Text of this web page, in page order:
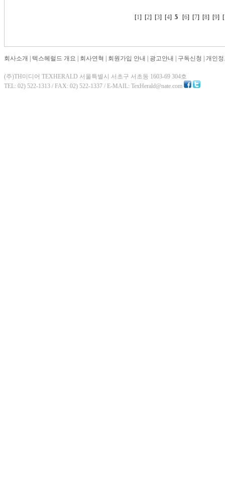
[1] [2] [3] [4]5 [6] [7] [8] [9] [
회사소개 텍스헤럴드 개요 회사연혁 회원가입 안내 광고안내 구독신청 개인
(주)TH미디어 TEXHERALD 서울특별시 서초구 서초동 1603-69 304호
TEL: 02) 522-1313 / FAX: 02) 522-1337 / E-MAIL: TexHerald@nate.com